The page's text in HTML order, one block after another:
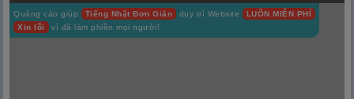
Quảng cáo giúp Tiếng Nhật Đơn Giản duy trì Website
LUÔN MIỄN PHÍ
Xin lỗi
vì đã làm phiền mọi người!